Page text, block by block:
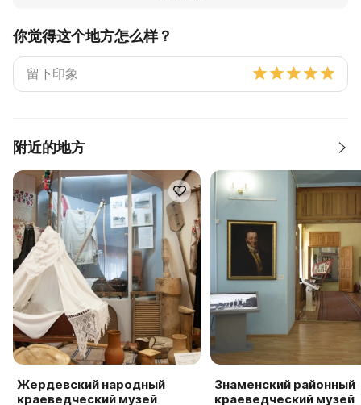
你觉得这个地方怎么样？
附近的地方
Жердевский народный
краеведческий музей
Знаменский районный
краеведческий музей